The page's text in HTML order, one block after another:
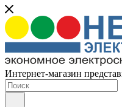
Интернет-магазин